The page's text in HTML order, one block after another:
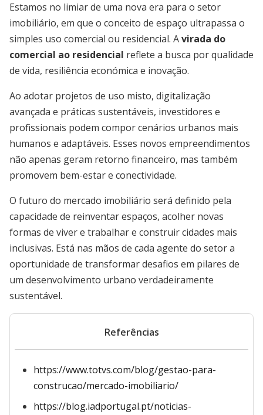
Estamos no limiar de uma nova era para o setor
imobiliário, em que o conceito de espaço ultrapassa o
simples uso comercial ou residencial. Avirada do
comercial ao residencial reflete a busca por qualidade
de vida, resiliência económica e inovação.
Ao adotar projetos de uso misto, digitalização
avançada e práticas sustentáveis, investidores e
profissionais podem compor cenários urbanos mais
humanos e adaptáveis. Esses novos empreendimentos
não apenas geram retorno financeiro, mas também
promovem bem-estar e conectividade.
O futuro do mercado imobiliário será definido pela
capacidade de reinventar espaços, acolher novas
formas de viver e trabalhar e construir cidades mais
inclusivas. Está nas mãos de cada agente do setor a
oportunidade de transformar desafios em pilares de
um desenvolvimento urbano verdadeiramente
sustentável.
Referências
https://www.totvs.com/blog/gestao-para-
construcao/mercado-imobiliario/
https://blog.iadportugal.pt/noticias-